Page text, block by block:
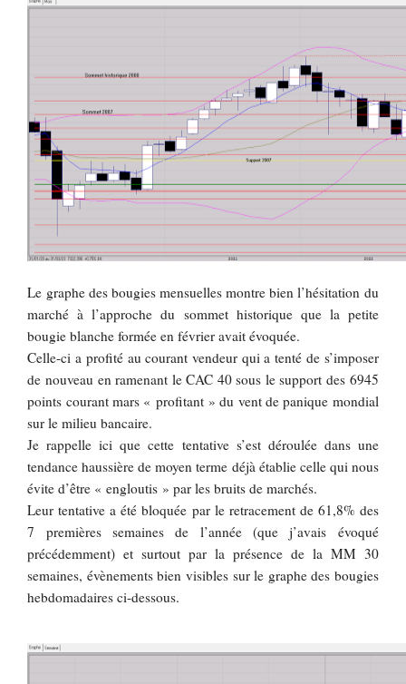
Le graphe des bougies mensuelles montre bien l’hésitation du
marché à l’approche du sommet historique que la petite
bougie blanche formée en février avait évoquée.
Celle-ci a profité au courant vendeur qui a tenté de s’imposer
de nouveau en ramenant le CAC 40 sous le support des 6945
points courant mars « profitant » du vent de panique mondial
sur le milieu bancaire.
Je rappelle ici que cette tentative s’est déroulée dans une
tendance haussière de moyen terme déjà établie celle qui nous
évite d’être « engloutis » par les bruits de marchés.
Leur tentative a été bloquée par le retracement de 61,8% des
7 premières semaines de l’année (que j’avais évoqué
précédemment) et surtout par la présence de la MM 30
semaines, évènements bien visibles sur le graphe des bougies
hebdomadaires ci-dessous.